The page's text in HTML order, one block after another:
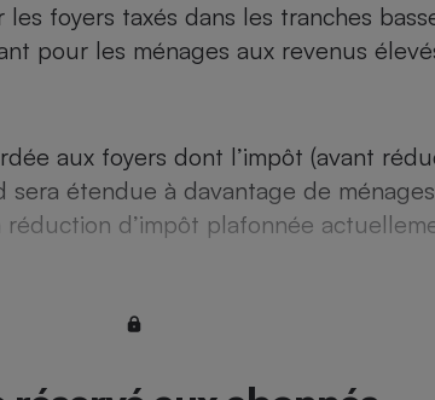
foyers taxés dans les tranches
pour les ménages aux revenus
aux foyers dont l’impôt (avant
sera étendue à davantage de
d’impôt plafonnée
Climatiseur -
Ventilateur
Aspirateur
Antivirus